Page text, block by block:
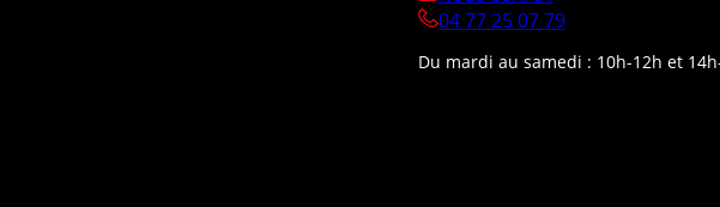
04 77 25 07 79
Du mardi au samedi : 10h-12h et